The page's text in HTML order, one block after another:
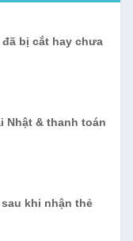
đã bị cắt hay chưa
Nhật & thanh toán
khi nhận thẻ